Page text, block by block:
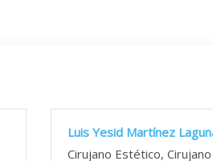
Luis Yesid Martínez
Cirujano Estético,